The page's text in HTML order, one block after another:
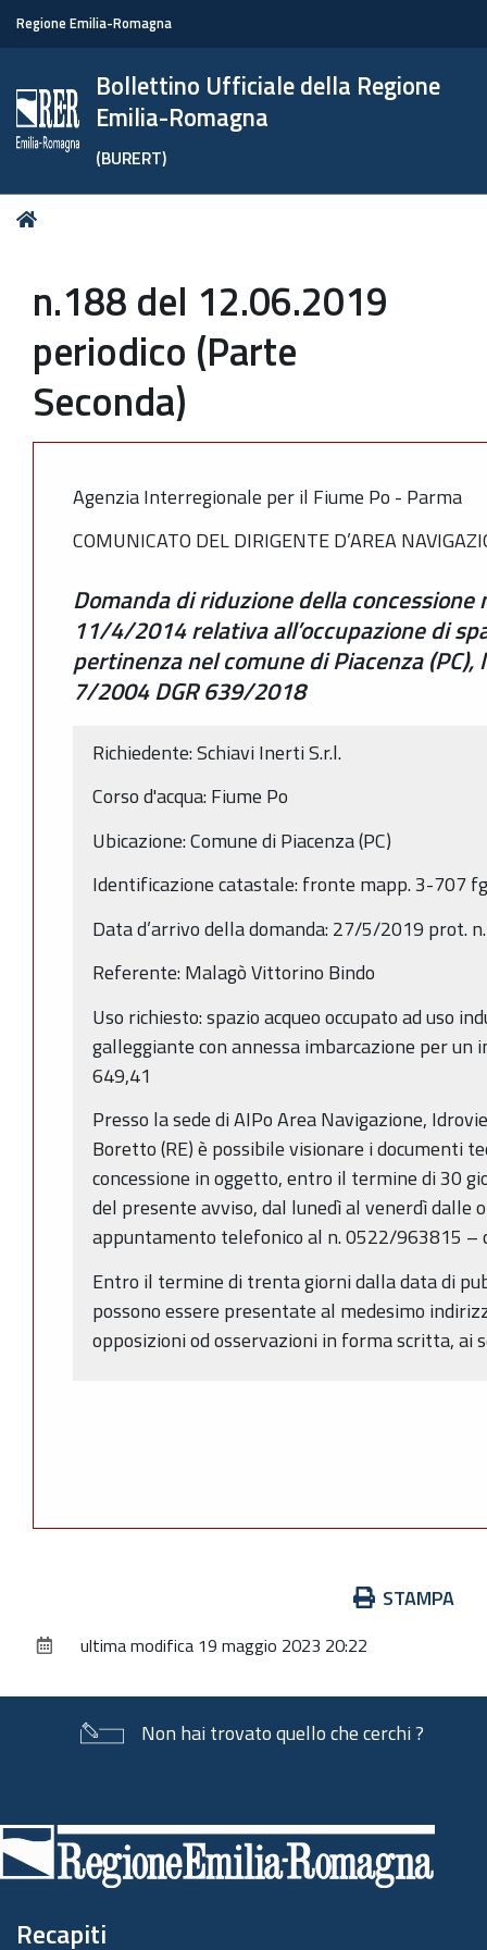
Regione Emilia-Romagna
Bollettino Ufficiale della Regione
Emilia-Romagna
(BURERT)
Tu
n.188 del 12.06.2019
periodico (Parte
Seconda)
Agenzia Interregionale per il Fiume Po - Parma
COMUNICATO DEL DIRIGENTE D’AREA
Domanda di riduzione della
11/4/2014 relativa all’occupazione di
pertinenza nel comune di Piacenza (PC),
7/2004 DGR 639/2018
Richiedente: Schiavi Inerti S.r.l.
Corso d'acqua: Fiume Po
Ubicazione: Comune di Piacenza (PC)
Identificazione catastale: fronte mapp. 3-707
Data d’arrivo della domanda: 27/5/2019 prot.
Referente: Malagò Vittorino Bindo
Uso richiesto: spazio acqueo occupato ad uso
galleggiante con annessa imbarcazione per un
649,41
Presso la sede di AIPo Area Navigazione,
Boretto (RE) è possibile visionare i documenti
concessione in oggetto, entro il termine di 30
del presente avviso, dal lunedì al venerdì dalle
appuntamento telefonico al n. 0522/963815 –
Entro il termine di trenta giorni dalla data di
possono essere presentate al medesimo
opposizioni od osservazioni in forma scritta, ai
documento
STAMPA
ultima modifica 19 maggio 2023 20:22
Non hai trovato quello che cerchi ?
di
pagina
Recapiti